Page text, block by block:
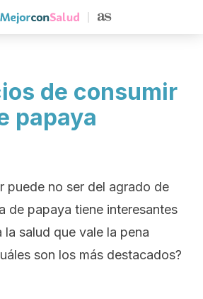
de consumir
papaya
puede no ser del agrado de
de papaya tiene interesantes
salud que vale la pena
son los más destacados?